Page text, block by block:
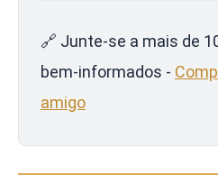
🔗 Junte-se a mais de
bem-informados -
amigo